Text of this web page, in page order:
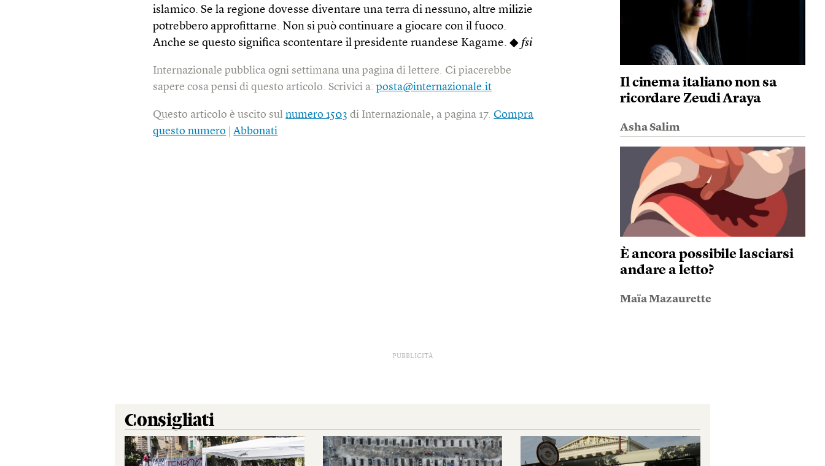
islamico. Se la regione dovesse diventare una terra di nessuno, altre milizie
potrebbero approfittarne. Non si può continuare a giocare con il fuoco.
Anche se questo significa scontentare il presidente ruandese Kagame. ◆ fsi
Internazionale pubblica ogni settimana una pagina di lettere. Ci piacerebbe
sapere cosa pensi di questo articolo. Scrivici a:posta@internazionale.it
Questo articolo è uscito sulnumero 1503 di Internazionale, a pagina 17.Compra
questo numero |Abbonati
Il cinema italiano non sa
ricordare Zeudi Araya
Asha Salim
È ancora possibile lasciarsi
andare a letto?
Maïa Mazaurette
PUBBLICITÀ
Consigliati